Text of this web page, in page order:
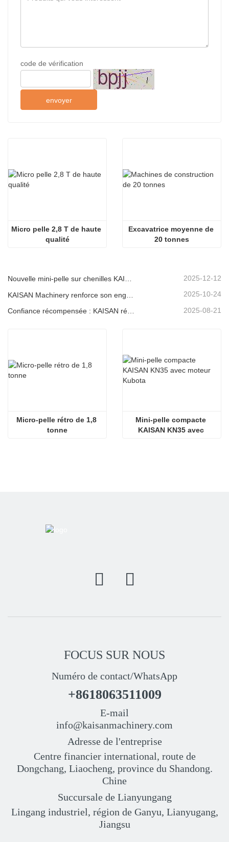
code de vérification
envoyer
Micro pelle 2,8 T de haute
qualité
Excavatrice moyenne de
20 tonnes
Nouvelle mini-pelle sur chenilles KAISAN de 1,2 tonne : conception à empattement court pour les travaux en espaces restreints 2025-12-12
2025-10-24
2025-08-21
Micro-pelle rétro de 1,8
tonne
Mini-pelle compacte
KAISAN KN35 avec
FOCUS SUR NOUS
Numéro de contact/WhatsApp
+8618063511009
E-mail
info@kaisanmachinery.com
Adresse de l'entreprise
Centre financier international, route de
Dongchang, Liaocheng, province du Shandong.
Chine
Succursale de Lianyungang
Lingang industriel, région de Ganyu, Lianyugang,
Jiangsu